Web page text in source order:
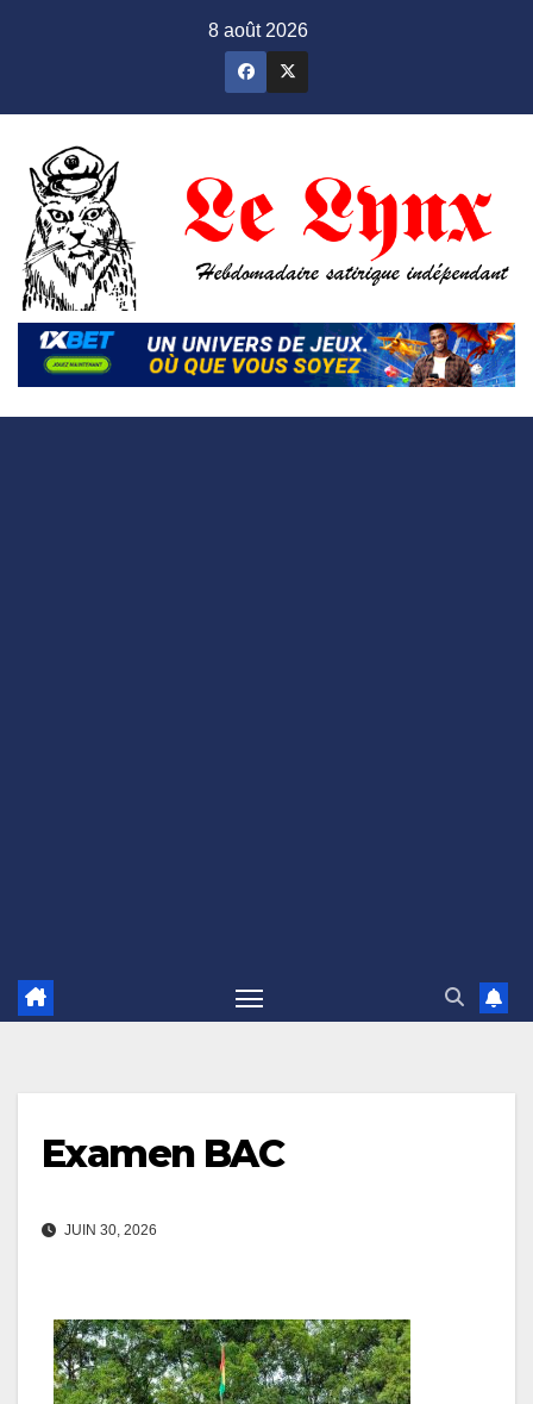
8 août 2026
Examen BAC
JUIN 30, 2026